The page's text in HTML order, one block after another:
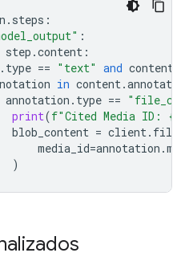
. steps :
:
step .content :
. type == "text" and content
in content.
annotation . type ==
print(f"Cited Media ID: {
blob_content = client.
media_id=annotation .
)